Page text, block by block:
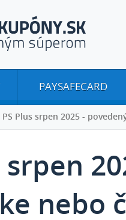
PAYSAFECARD
PS Plus srpen 2025 -
srpen
nebo